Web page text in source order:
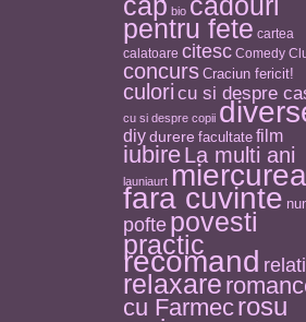
bio
pentru fete cartea
calatoare citesc Comedy
concurs Craciun fericit!
culori cu si despre
cu si despre copii
diydurere facultate film
iubireLa multi ani
launiaurt miercurea
fara cuvinte
pofte povesti
practic
recomand
relaxare
cu Farmecrosu